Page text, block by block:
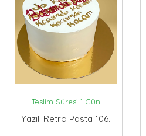
Teslim Süresi 1 Gün
Yazılı Retro Pasta 106.